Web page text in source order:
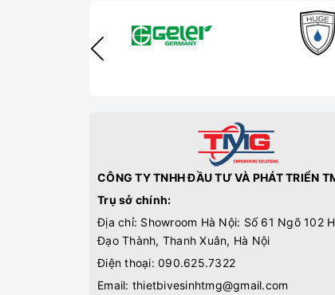
CÔNG TY TNHH ĐẦU TƯ VÀ PHÁT TRIỂN
Trụ sở chính:
Địa chỉ: Showroom Hà Nội: Số 61 Ngõ 102
Đạo Thành, Thanh Xuân, Hà Nội
Điện thoại: 090.625.7322
Email: thietbivesinhtmg@gmail.com